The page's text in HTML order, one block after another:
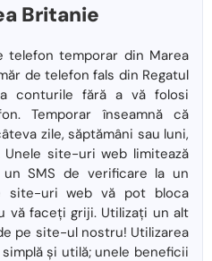
Britanie
telefon temporar din Marea
de telefon fals din Regatul
conturile fără a vă folosi
Temporar înseamnă că
zile, săptămâni sau luni,
site-uri web limitează
SMS de verificare la un
site-uri web vă pot bloca
vă faceți griji. Utilizați un alt
pe site-ul nostru! Utilizarea
și utilă; unele beneficii